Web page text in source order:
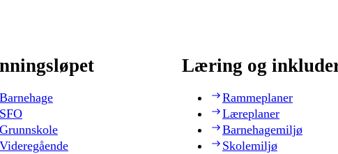
Barnehage
SFO
Grunnskole
Videregående
Læring og
Rammeplaner
Læreplaner
Barnehagemiljø
Skolemiljø